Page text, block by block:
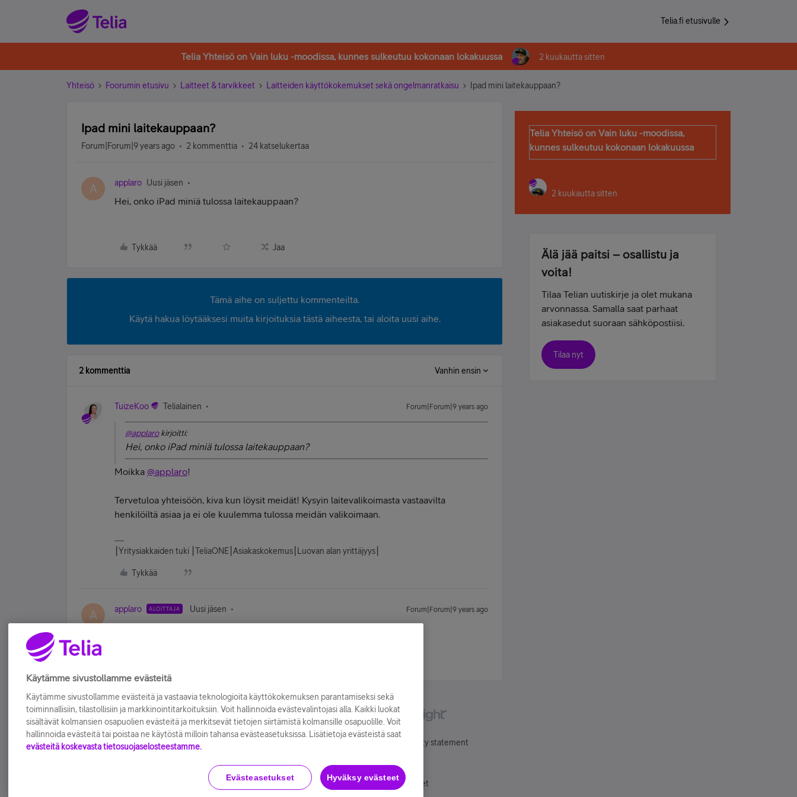
Telia.fi etusivulle
Telia Yhteisö on Vain luku -moodissa, kunnes sulkeutuu kokonaan lokakuussa 2 kuukautta sitten
Yhteisö Foorumin etusivu Laitteet & tarvikkeet Laitteiden käyttökokemukset sekä ongelmanratkaisu Ipad mini laitekauppaan?
Ipad mini laitekauppaan?
Forum|Forum|9 years ago 2 kommenttia 24 katselukertaa
A applaro Uusi jäsen
Hei, onko iPad miniä tulossa laitekauppaan?
Tykkää Jaa
Tämä aihe on suljettu kommenteilta.
Käytä hakua löytääksesi muita kirjoituksia tästä aiheesta, tai aloita uusi aihe.
2 kommenttia Vanhin ensin
TuizeKoo Telialainen Forum|Forum|9 years ago
@applarokirjoitti:
Hei, onko iPad miniä tulossa laitekauppaan?
Moikka @applaro!
Tervetuloa yhteisöön, kiva kun löysit meidät! Kysyin laitevalikoimasta vastaavilta
henkilöiltä asiaa ja ei ole kuulemma tulossa meidän valikoimaan.
⎮Yritysiakkaiden tuki ⎮TeliaONE⎮Asiakaskokemus⎮Luovan alan yrittäjyys⎮
Tykkää
A applaro ALOITTAJA Uusi jäsen Forum|Forum|9 years ago
Telia Yhteisö on Vain luku -moodissa,
kunnes sulkeutuu kokonaan lokakuussa
2 kuukautta sitten
Älä jää paitsi – osallistu ja
voita!
Tilaa Telian uutiskirje ja olet mukana
arvonnassa. Samalla saat parhaat
asiakasedut suoraan sähköpostiisi.
Tilaa nyt
Accessibility statement
Evästeasetukset
Käytämme sivustollamme evästeitä
Käytämme sivustollamme evästeitä ja vastaavia teknologioita käyttökokemuksen parantamiseksi sekä
toiminnallisiin, tilastollisiin ja markkinointitarkoituksiin. Voit hallinnoida evästevalintojasi alla. Kaikki luokat
sisältävät kolmansien osapuolien evästeitä ja merkitsevät tietojen siirtämistä kolmansille osapuolille. Voit
hallinnoida evästeitä tai poistaa ne käytöstä milloin tahansa evästeasetuksissa. Lisätietoja evästeistä saat
evästeitä koskevasta tietosuojaselosteestamme.
Evästeasetukset Hyväksy evästeet